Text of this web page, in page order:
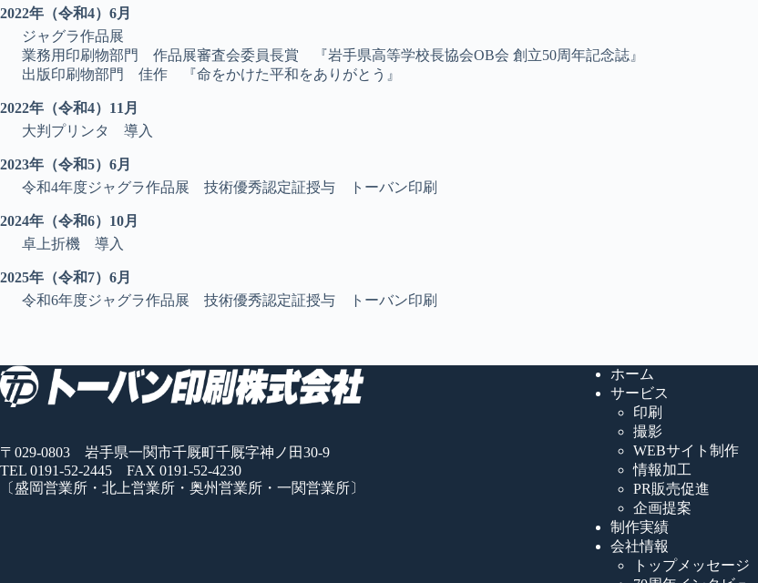
2022年（令和4）6月
ジャグラ作品展
業務用印刷物部門 作品展審査会委員長賞 『岩手県高等学校長協会OB会 創立50周年記念誌』
出版印刷物部門 佳作 『命をかけた平和をありがとう』
2022年（令和4）11月
大判プリンタ 導入
2023年（令和5）6月
令和4年度ジャグラ作品展 技術優秀認定証授与 トーバン印刷
2024年（令和6）10月
卓上折機 導入
2025年（令和7）6月
令和6年度ジャグラ作品展 技術優秀認定証授与 トーバン印刷
〒029-0803 岩手県一関市千厩町千厩字神ノ田30-9
TEL 0191-52-2445 FAX 0191-52-4230
〔盛岡営業所・北上営業所・奥州営業所・一関営業所〕
ホーム
サービス
印刷
撮影
WEBサイト制作
情報加工
PR販売促進
企画提案
制作実績
会社情報
トップメッセージ